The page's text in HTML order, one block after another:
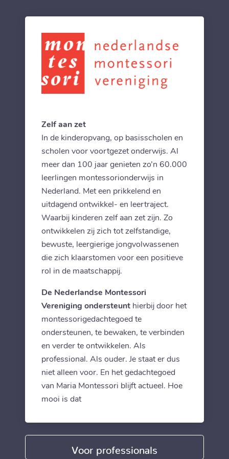
Zelf aan zet
In de kinderopvang, op basisscholen en
scholen voor voortgezet onderwijs. Al
meer dan 100 jaar genieten zo’n 60.000
leerlingen montessorionderwijs in
Nederland. Met een prikkelend en
uitdagend ontwikkel- en leertraject.
Waarbij kinderen zelf aan zet zijn. Zo
ontwikkelen zij zich tot zelfstandige,
bewuste, leergierige jongvolwassenen
die zich klaarstomen voor een positieve
rol in de maatschappij.
De Nederlandse Montessori
Vereniging ondersteunt hierbij door het
montessorigedachtegoed te
ondersteunen, te bewaken, te verbinden
en verder te ontwikkelen. Als
professional. Als ouder. Je staat er dus
niet alleen voor. En het gedachtegoed
van Maria Montessori blijft actueel. Hoe
mooi is dat
Voor professionals